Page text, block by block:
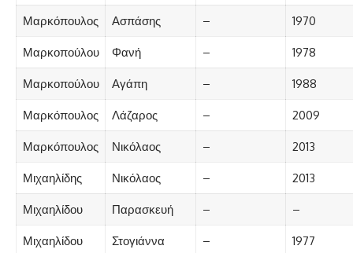
Μαρκόπουλος Ασπάσης – 1970
Μαρκοπούλου Φανή – 1978
Μαρκοπούλου Αγάπη – 1988
Μαρκόπουλος Λάζαρος – 2009
Μαρκόπουλος Νικόλαος – 2013
Μιχαηλίδης Νικόλαος – 2013
Μιχαηλίδου Παρασκευή – –
Μιχαηλίδου Στογιάννα – 1977